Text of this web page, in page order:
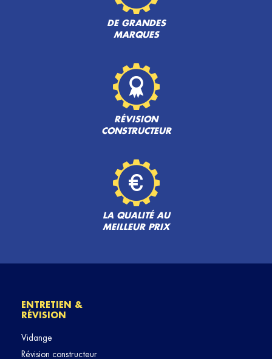
DE GRANDES
MARQUES
RÉVISION
CONSTRUCTEUR
LA QUALITÉ AU
MEILLEUR PRIX
ENTRETIEN &
RÉVISION
Vidange
Révision constructeur